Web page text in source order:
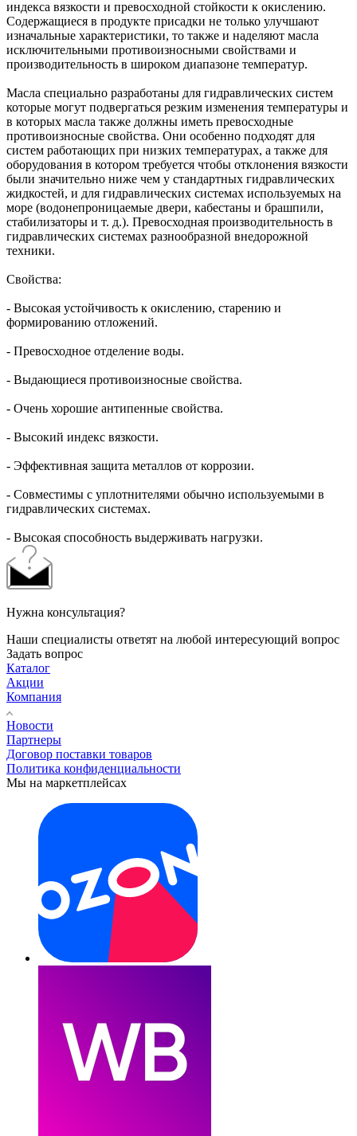
индекса вязкости и превосходной стойкости к окислению.
Содержащиеся в продукте присадки не только улучшают
изначальные характеристики, то также и наделяют масла
исключительными противоизносными свойствами и
производительность в широком диапазоне температур.
Масла специально разработаны для гидравлических систем
которые могут подвергаться резким изменения температуры и
в которых масла также должны иметь превосходные
противоизносные свойства. Они особенно подходят для
систем работающих при низких температурах, а также для
оборудования в котором требуется чтобы отклонения вязкости
были значительно ниже чем у стандартных гидравлических
жидкостей, и для гидравлических системах используемых на
море (водонепроницаемые двери, кабестаны и брашпили,
стабилизаторы и т. д.). Превосходная производительность в
гидравлических системах разнообразной внедорожной
техники.
Свойства:
- Высокая устойчивость к окислению, старению и
формированию отложений.
- Превосходное отделение воды.
- Выдающиеся противоизносные свойства.
- Очень хорошие антипенные свойства.
- Высокий индекс вязкости.
- Эффективная защита металлов от коррозии.
- Совместимы с уплотнителями обычно используемыми в
гидравлических системах.
- Высокая способность выдерживать нагрузки.
Нужна консультация?
Наши специалисты ответят на любой интересующий вопрос
Задать вопрос
Каталог
Акции
Компания
Новости
Партнеры
Договор поставки товаров
Политика конфиденциальности
Мы на маркетплейсах